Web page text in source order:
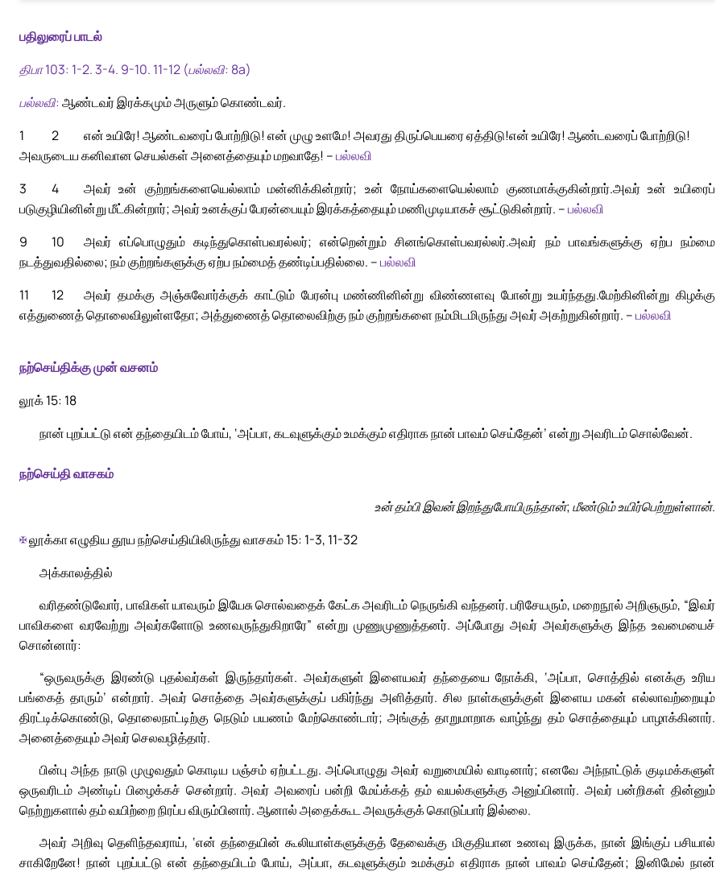
பதிலுரைப் பாடல்
திபா 103: 1-2. 3-4. 9-10. 11-12 (பல்லவி: 8a)
பல்லவி: ஆண்டவர் இரக்கமும் அருளும் கொண்டவர்.
1
என் உயிரே! ஆண்டவரைப் போற்றிடு! என் முழு உளமே! அவரது திருப்பெயரை ஏத்திடு!
2
என் உயிரே! ஆண்டவரைப் போற்றிடு!
அவருடைய கனிவான செயல்கள் அனைத்தையும் மறவாதே! –பல்லவி
3
அவர் உன் குற்றங்களையெல்லாம் மன்னிக்கின்றார்; உன் நோய்களையெல்லாம் குணமாக்குகின்றார்.
4
அவர் உன் உயிரைப்
படுகுழியினின்று மீட்கின்றார்; அவர் உனக்குப் பேரன்பையும் இரக்கத்தையும் மணிமுடியாகச் சூட்டுகின்றார். –பல்லவி
9
அவர் எப்பொழுதும் கடிந்துகொள்பவரல்லர்; என்றென்றும் சினங்கொள்பவரல்லர்.
10
அவர் நம் பாவங்களுக்கு ஏற்ப நம்மை
நடத்துவதில்லை; நம் குற்றங்களுக்கு ஏற்ப நம்மைத் தண்டிப்பதில்லை. –பல்லவி
11
அவர் தமக்கு அஞ்சுவோர்க்குக் காட்டும் பேரன்பு மண்ணினின்று விண்ணளவு போன்று உயர்ந்தது.
12
மேற்கினின்று கிழக்கு
எத்துணைத் தொலைவிலுள்ளதோ; அத்துணைத் தொலைவிற்கு நம் குற்றங்களை நம்மிடமிருந்து அவர் அகற்றுகின்றார். –பல்லவி
நற்செய்திக்கு முன் வசனம்
லூக் 15: 18
நான் புறப்பட்டு என் தந்தையிடம் போய், ‘அப்பா, கடவுளுக்கும் உமக்கும் எதிராக நான் பாவம் செய்தேன்’ என்று அவரிடம் சொல்வேன்.
நற்செய்தி வாசகம்
உன் தம்பி இவன் இறந்துபோயிருந்தான்; மீண்டும் உயிர்பெற்றுள்ளான்.
✠லூக்கா எழுதிய தூய நற்செய்தியிலிருந்து வாசகம் 15: 1-3, 11-32
அக்காலத்தில்
வரிதண்டுவோர், பாவிகள் யாவரும் இயேசு சொல்வதைக் கேட்க அவரிடம் நெருங்கி வந்தனர். பரிசேயரும், மறைநூல் அறிஞரும், “இவர்
பாவிகளை வரவேற்று அவர்களோடு உணவருந்துகிறாரே” என்று முணுமுணுத்தனர். அப்போது அவர் அவர்களுக்கு இந்த உவமையைச்
சொன்னார்:
“ஒருவருக்கு இரண்டு புதல்வர்கள் இருந்தார்கள். அவர்களுள் இளையவர் தந்தையை நோக்கி, ‘அப்பா, சொத்தில் எனக்கு உரிய
பங்கைத் தாரும்’ என்றார். அவர் சொத்தை அவர்களுக்குப் பகிர்ந்து அளித்தார். சில நாள்களுக்குள் இளைய மகன் எல்லாவற்றையும்
திரட்டிக்கொண்டு, தொலைநாட்டிற்கு நெடும் பயணம் மேற்கொண்டார்; அங்குத் தாறுமாறாக வாழ்ந்து தம் சொத்தையும் பாழாக்கினார்.
அனைத்தையும் அவர் செலவழித்தார்.
பின்பு அந்த நாடு முழுவதும் கொடிய பஞ்சம் ஏற்பட்டது. அப்பொழுது அவர் வறுமையில் வாடினார்; எனவே அந்நாட்டுக் குடிமக்களுள்
ஒருவரிடம் அண்டிப் பிழைக்கச் சென்றார். அவர் அவரைப் பன்றி மேய்க்கத் தம் வயல்களுக்கு அனுப்பினார். அவர் பன்றிகள் தின்னும்
நெற்றுகளால் தம் வயிற்றை நிரப்ப விரும்பினார். ஆனால் அதைக்கூட அவருக்குக் கொடுப்பார் இல்லை.
அவர் அறிவு தெளிந்தவராய், ‘என் தந்தையின் கூலியாள்களுக்குத் தேவைக்கு மிகுதியான உணவு இருக்க, நான் இங்குப் பசியால்
சாகிறேனே! நான் புறப்பட்டு என் தந்தையிடம் போய், அப்பா, கடவுளுக்கும் உமக்கும் எதிராக நான் பாவம் செய்தேன்; இனிமேல் நான்